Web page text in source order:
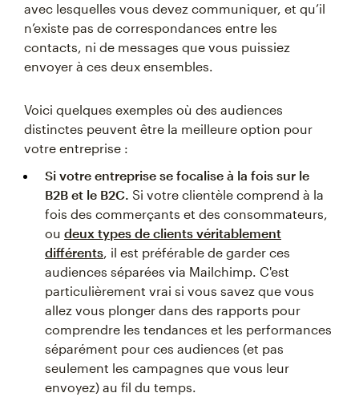
avec lesquelles vous devez communiquer, et qu’il
n’existe pas de correspondances entre les
contacts, ni de messages que vous puissiez
envoyer à ces deux ensembles.
Voici quelques exemples où des audiences
distinctes peuvent être la meilleure option pour
votre entreprise :
Si votre entreprise se focalise à la fois sur le
B2B et le B2C. Si votre clientèle comprend à la
fois des commerçants et des consommateurs,
ou deux types de clients véritablement
différents , il est préférable de garder ces
audiences séparées via Mailchimp. C'est
particulièrement vrai si vous savez que vous
allez vous plonger dans des rapports pour
comprendre les tendances et les performances
séparément pour ces audiences (et pas
seulement les campagnes que vous leur
envoyez) au fil du temps.